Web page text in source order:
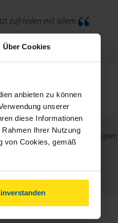
Über Cookies
anbieten zu können
unserer
diese Informationen
Ihrer Nutzung
von Cookies, gemäß
zufrieden mit allem
anonymes VLH-Mitglied
sehr freundlich -- Einfach super,